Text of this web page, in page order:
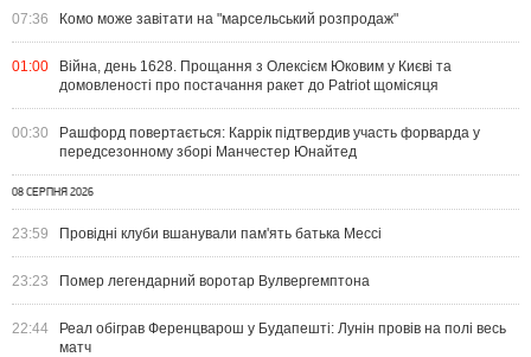
07:36 Комо може завітати на "марсельський розпродаж"
01:00
Війна, день 1628. Прощання з Олексієм Юковим у Києві та
домовленості про постачання ракет до Patriot щомісяця
00:30
Рашфорд повертається: Каррік підтвердив участь форварда у
передсезонному зборі Манчестер Юнайтед
08 СЕРПНЯ 2026
23:59 Провідні клуби вшанували пам'ять батька Мессі
23:23 Помер легендарний воротар Вулвергемптона
22:44
Реал обіграв Ференцварош у Будапешті: Лунін провів на полі весь
матч